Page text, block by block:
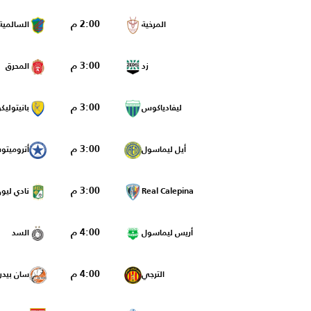
المرخية 2:00 م
زد 3:00 م المحرق
ليفادياكوس 3:00 م
أيل ليماسول 3:00 م
Real Calepina 3:00 م نادي
أريس ليماسول 4:00 م السد
الترجي 4:00 م سان